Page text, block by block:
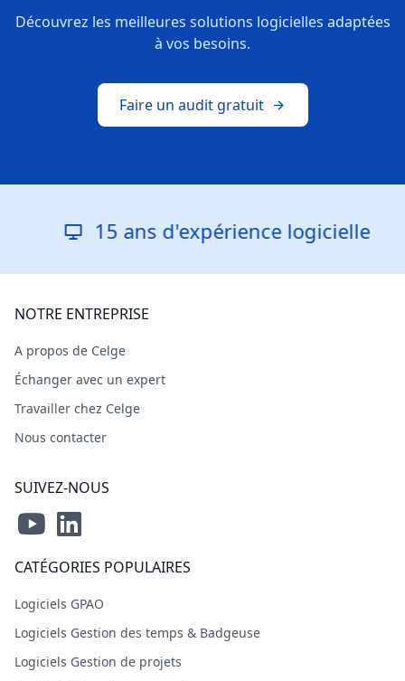
Découvrez les meilleures solutions logicielles adaptées
à vos besoins.
Faire un audit gratuit
15 ans d'expérience logicielle
NOTRE ENTREPRISE
A propos de Celge
Échanger avec un expert
Travailler chez Celge
Nous contacter
SUIVEZ-NOUS
CATÉGORIES POPULAIRES
Logiciels GPAO
Logiciels Gestion des temps & Badgeuse
Logiciels Gestion de projets